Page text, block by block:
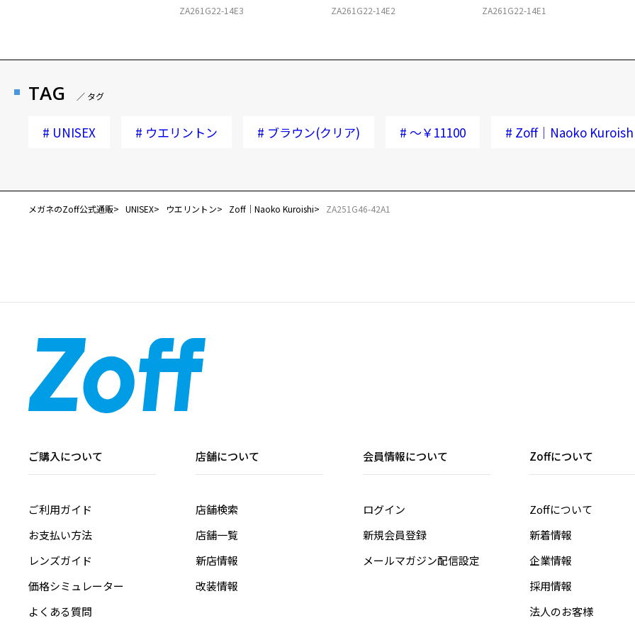
ZA261G22-14E3 ZA261G22-14E2 ZA261G22-14E1
TAG ／ タグ
# UNISEX # ウエリントン # ブラウン(クリア) # ～￥11100 # Zoff｜Naoko
メガネのZoff公式通販 UNISEX ウエリントン Zoff｜Naoko Kuroishi ZA251G46-42A1
ご購入について
ご利用ガイド
お支払い方法
レンズガイド
価格シミュレーター
よくある質問
店舗について
店舗検索
店舗一覧
新店情報
改装情報
会員情報について
ログイン
新規会員登録
メールマガジン配信設定
Zoffについて
Zoffについて
新着情報
企業情報
採用情報
法人のお客様